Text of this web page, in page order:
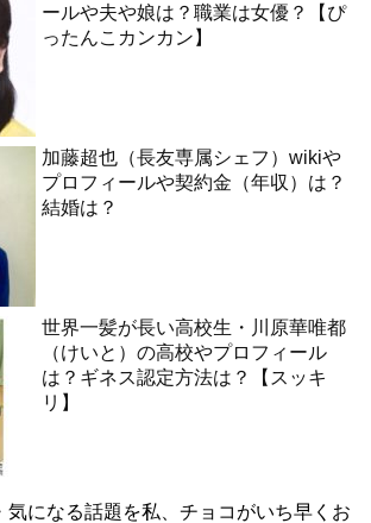
ールや夫や娘は？職業は女優？【ぴ
ったんこカンカン】
加藤超也（長友専属シェフ）wikiや
プロフィールや契約金（年収）は？
結婚は？
世界一髪が長い高校生・川原華唯都
（けいと）の高校やプロフィール
は？ギネス認定方法は？【スッキ
リ】
気になる話題を私、チョコがいち早くお